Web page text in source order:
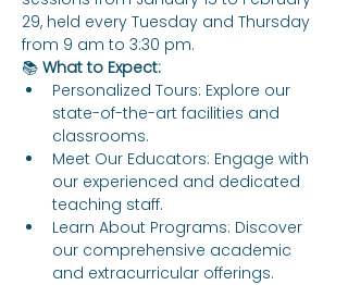
29, held every Tuesday and Thursday
from 9 am to 3:30 pm.
📚 What to Expect:
Personalized Tours: Explore our
state-of-the-art facilities and
classrooms.
Meet Our Educators: Engage with
our experienced and dedicated
teaching staff.
Learn About Programs: Discover
our comprehensive academic
and extracurricular offerings.